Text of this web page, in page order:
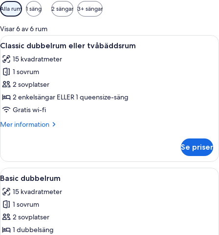
Tillgängliga
filter
för
rum
Alla rum 1 säng 2 sängar 3+ sängar
Visar 6 av 6 rum
Öppna
alla
foton
för
Classic
dubbelrum
eller
Ett hotellrum med en säng, ett
9
Classic dubbelrum eller tvåbäddsrum
15 kvadratmeter
1 sovrum
2 sovplatser
2 enkelsängar ELLER 1 queensize-säng
Gratis wi-fi
Mer information
Mer
dubbelrum
eller
tvåbäddsrum
Se priser
Öppna
alla
foton
för
Basic
dubbelrum
Ett hotellrum med en säng, en tv
6
Basic dubbelrum
15 kvadratmeter
1 sovrum
2 sovplatser
1 dubbelsäng